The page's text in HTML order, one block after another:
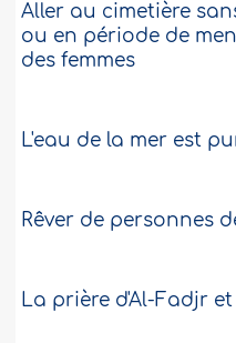
Aller au cimetière
ou en période de
des femmes
L'eau de la mer est
Rêver de personnes
La prière d'Al-Fadjr et